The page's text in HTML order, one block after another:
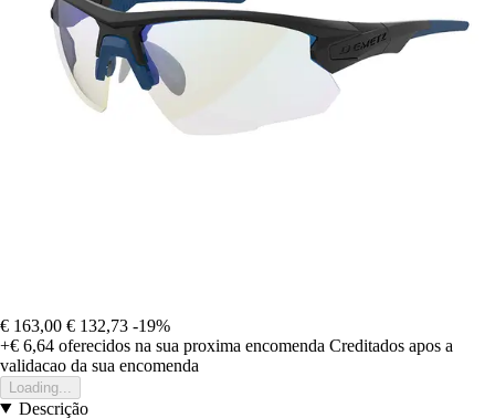
€ 163,00 € 132,73 -19%
+€ 6,64 oferecidos na sua proxima encomenda Creditados apos a
validacao da sua encomenda
Loading...
Descrição